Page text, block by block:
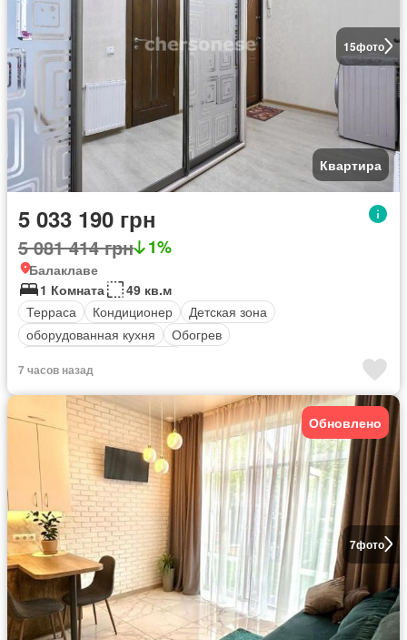
15фото
Квартира
5 033 190 грн
5 081 414 грн 1%
Балаклаве
1 Комната
49 кв.м
Терраса
Кондиционер
Детская зона
оборудованная кухня
Обогрев
7 часов назад
7фото
Обновлено